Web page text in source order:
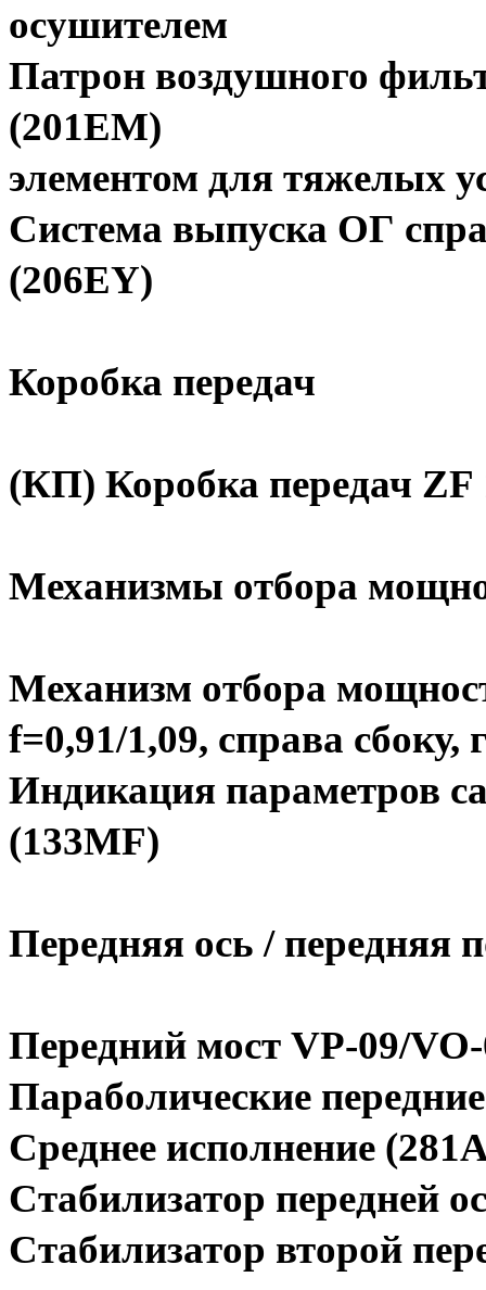
осушителем
Патрон воздушного
(201EM)
элементом для тяжелых
Система выпуска ОГ
(206EY)
Коробка передач
(КП) Коробка передач ZF
Механизмы отбора
Механизм отбора
f=0,91/1,09, справа сбоку,
Индикация параметров
(133MF)
Передняя ось / передняя
Передний мост VP-09/
Параболические
Среднее исполнение
Стабилизатор передней
Стабилизатор второй